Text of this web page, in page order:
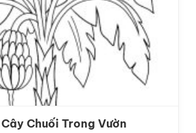
Cây Chuối Trong Vườn